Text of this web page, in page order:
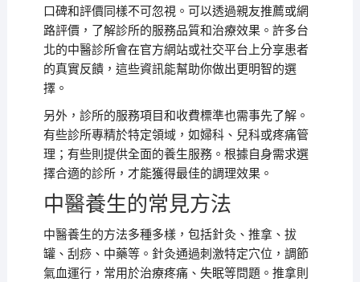
口碑和評價同樣不可忽視。可以透過親友推薦或網
路評價，了解診所的服務品質和治療效果。許多台
北的中醫診所會在官方網站或社交平台上分享患者
的真實反饋，這些資訊能幫助你做出更明智的選
擇。
另外，診所的服務項目和收費標準也需事先了解。
有些診所專精於特定領域，如婦科、兒科或疼痛管
理；有些則提供全面的養生服務。根據自身需求選
擇合適的診所，才能獲得最佳的調理效果。
中醫養生的常見方法
中醫養生的方法多種多樣，包括針灸、推拿、拔
罐、刮痧、中藥等。針灸通過刺激特定穴位，調節
氣血運行，常用於治療疼痛、失眠等問題。推拿則